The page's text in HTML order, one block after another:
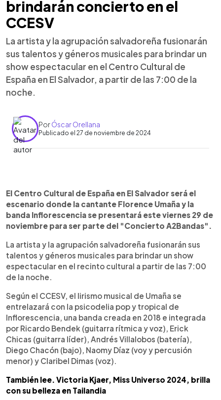
brindarán concierto en el
CCESV
La artista y la agrupación salvadoreña fusionarán
sus talentos y géneros musicales para brindar un
show espectacular en el Centro Cultural de
España en El Salvador, a partir de las 7:00 de la
noche.
PorÓscar Orellana
Publicado el 27 de noviembre de 2024
Escuchar artículo
El Centro Cultural de España en El Salvador será el
escenario donde la cantante Florence Umaña y la
banda Inflorescencia se presentará este viernes 29 de
noviembre para ser parte del "Concierto A2Bandas".
La artista y la agrupación salvadoreña fusionarán sus
talentos y géneros musicales para brindar un show
espectacular en el recinto cultural a partir de las 7:00
de la noche.
Según el CCESV, el lirismo musical de Umaña se
entrelazará con la psicodelia pop y tropical de
Inflorescencia, una banda creada en 2018 e integrada
por Ricardo Bendek (guitarra rítmica y voz), Erick
Chicas (guitarra líder), Andrés Villalobos (batería),
Diego Chacón (bajo), Naomy Díaz (voy y percusión
menor) y Claribel Dimas (voz).
También lee. Victoria Kjaer, Miss Universo 2024, brilla
con su belleza en Tailandia